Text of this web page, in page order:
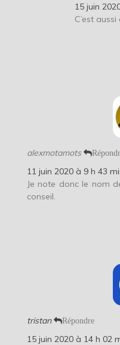
15 juin
C’est
alexmotamots
11 juin 2020 à 9 h 43
Je note donc le nom
conseil.
tristan Répondre
15 juin 2020 à 14 h 02